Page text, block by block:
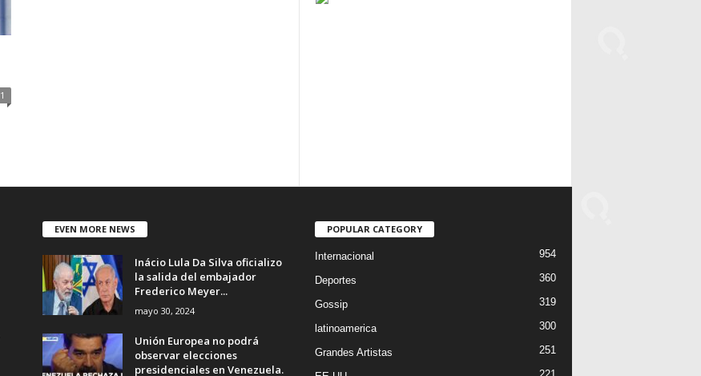
1
EVEN MORE NEWS
Inácio Lula Da Silva oficializo
la salida del embajador
Frederico Meyer...
mayo 30, 2024
Unión Europea no podrá
observar elecciones
presidenciales en Venezuela.
POPULAR CATEGORY
Internacional 954
Deportes 360
Gossip 319
latinoamerica 300
Grandes Artistas 251